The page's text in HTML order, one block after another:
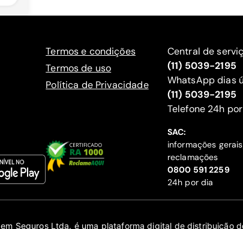
Termos e condições
Termos de uso
Política de Privacidade
Central de
(11) 5039-2195
WhatsApp dias
(11) 5039-2195
‍Telefone 24h
SAC:
informações
reclamações
‍0800 591 2259
24h por dia
Seguros Ltda. é uma plataforma digital de distribuição